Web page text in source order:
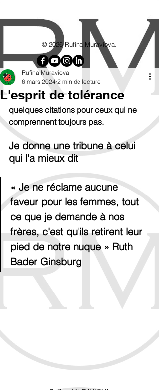
© 2026 Rufina Muraviova.
L'esprit de tolérance
Rufina Muraviova
6 mars 2024 2 min de lecture
quelques citations pour ceux qui ne
comprennent toujours pas.
Je donne une tribune à celui
qui l'a mieux dit
« Je ne réclame aucune
faveur pour les femmes, tout
ce que je demande à nos
frères, c'est qu'ils retirent leur
pied de notre nuque » Ruth
Bader Ginsburg